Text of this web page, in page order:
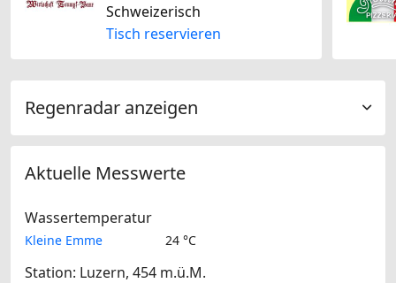
Schweizerisch
Tisch reservieren
Regenradar anzeigen
Aktuelle Messwerte
Wassertemperatur
Kleine Emme 24 °C
Station: Luzern, 454 m.ü.M.